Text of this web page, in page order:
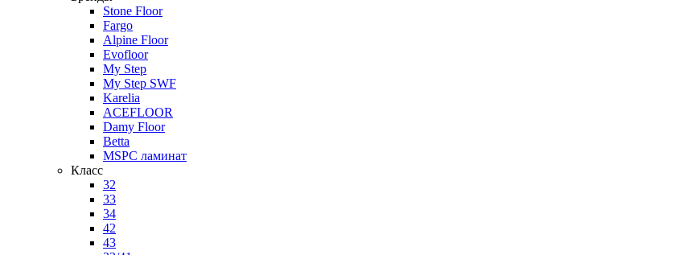
Stone Floor
Fargo
Alpine Floor
Evofloor
My Step
My Step SWF
Karelia
ACEFLOOR
Damy Floor
Betta
MSPC ламинат
Класс
32
33
34
42
43